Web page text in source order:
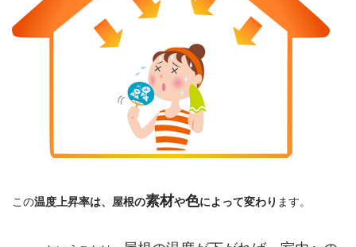
この温度上昇率は、屋根の素材や色によって変わり ます。